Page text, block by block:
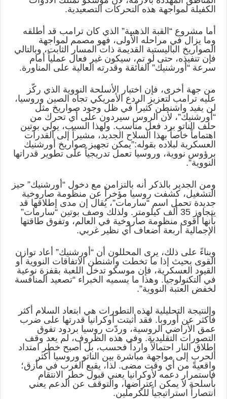
الكفيلة لمواجهة هذه التحركات التصعيدية.
أما مشروع “القبة الذهبية” الذي كان ترامب قد أطلقه
وما يزال في مراحله الأولى، فهو مصمم لمواجهة
الصواريخ الباليستية القديمة ذات المسار الثابت، وبالتالي
فإن تنفيذه، حتى لو تم، سيكون غير فعال عملياً أمام
سرعة “أورشنيك” الفائقة وقدرته العالية على المناورة.
من جهة أخرى، فإن اختبار الأسلحة النووية الذي ركّز
عليه ترامب لتعزيز الردع الأمريكي تجاه الصين وروسيا،
لن يفيد واشنطن كثيراً في ظل وجود صواريخ مثل
“أورشنيك”، لأن الروس سيردون على أي تحرك من
حلف الناتو برد فعل مناسب. ولهذا السبب، يولي بوتين
اهتماماً خاصاً بهذا السلاح الجديد، مشيراً إلى القدرات
العسكرية لبلاده بقوله:”يمكن تجهيز صواريخ أورشنيك
برؤوس نووية، وروسيا تعمل تدريجياً على تطوير قدراتها
النووية”.
ومن الجدير بالذكر أنه بالتزامن مع دخول “أورشنيك” حيز
التشغيل، كشفت روسيا مؤخراً عن منظومة صاروخية
جديدة تحمل اسم “سارمات”، يُقال إن مدى إطلاقها قد
يتجاوز 35 ألف كيلومتر. ولذلك وصف بوتين “سارمات”
بأنها أقوى منظومة صاروخية في العالم، وتفوق طاقتها
الإجمالية أربعة أضعاف أي نظير غربي.
وبناءً على ذلك، يرى المحللون أن “أورشنيك” أعاد توازن
القوى بحيث إذا ما تخطت واشنطن الاتفاقات النووية أو
القيود العسكرية، فإن موسكو تدخل اللعبة بقفزة نوعية
في التكنولوجيا. وهذا ما يسميه الخبراء “تصعيد المنافسة
لخفض العتبة النووية”.
والنتيجة التحليلية لهذه التطورات هي ابتعاد السلام أكثر
فأكثر عن أوروبا. فقد أثبتت أوكرانيا قدرتها على ضرب
عمق الأراضي الروسية، وردّت روسيا بردود تفوق
التصورات التقليدية. وفي هذه الظروف، لم يعد وقف
إطلاق النار احتمالاً وارداً فحسب، بل أصبح خطر امتداد
الحرب إلى مواجهة مباشرة بين الناتو وروسيا أكثر
واقعيةً من أي وقت مضى. لذا، يقبع الغرب في مأزق؛
فاستمرار دعمه لأوكرانيا يعني قبول خطر الانتقام
بأسلحة لا يمكن اعتراضها، والتوقف عن الدعم يعني
انتصاراً استراتيجياً للكرملين.